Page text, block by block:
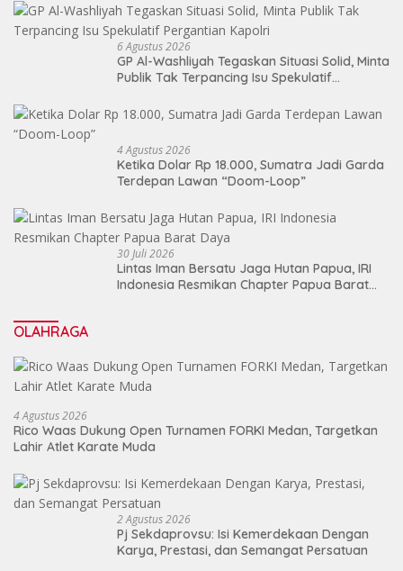
6 Agustus 2026
GP Al-Washliyah Tegaskan Situasi Solid, Minta
Publik Tak Terpancing Isu Spekulatif
4 Agustus 2026
Ketika Dolar Rp 18.000, Sumatra Jadi Garda
Terdepan Lawan “Doom-Loop”
30 Juli 2026
Lintas Iman Bersatu Jaga Hutan Papua, IRI
Indonesia Resmikan Chapter Papua Barat
OLAHRAGA
4 Agustus 2026
Rico Waas Dukung Open Turnamen FORKI Medan, Targetkan
Lahir Atlet Karate Muda
2 Agustus 2026
Pj Sekdaprovsu: Isi Kemerdekaan Dengan
Karya, Prestasi, dan Semangat Persatuan